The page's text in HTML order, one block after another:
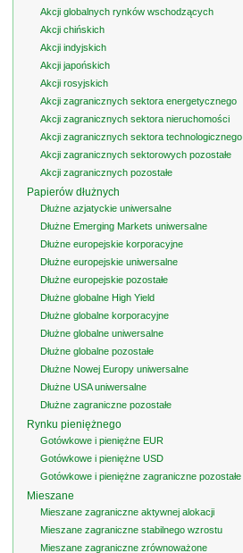
Akcji globalnych rynków wschodzących
Akcji chińskich
Akcji indyjskich
Akcji japońskich
Akcji rosyjskich
Akcji zagranicznych sektora energetycznego
Akcji zagranicznych sektora nieruchomości
Akcji zagranicznych sektora technologicznego
Akcji zagranicznych sektorowych pozostałe
Akcji zagranicznych pozostałe
Papierów dłużnych
Dłużne azjatyckie uniwersalne
Dłużne Emerging Markets uniwersalne
Dłużne europejskie korporacyjne
Dłużne europejskie uniwersalne
Dłużne europejskie pozostałe
Dłużne globalne High Yield
Dłużne globalne korporacyjne
Dłużne globalne uniwersalne
Dłużne globalne pozostałe
Dłużne Nowej Europy uniwersalne
Dłużne USA uniwersalne
Dłużne zagraniczne pozostałe
Rynku pieniężnego
Gotówkowe i pieniężne EUR
Gotówkowe i pieniężne USD
Gotówkowe i pieniężne zagraniczne pozostałe
Mieszane
Mieszane zagraniczne aktywnej alokacji
Mieszane zagraniczne stabilnego wzrostu
Mieszane zagraniczne zrównoważone